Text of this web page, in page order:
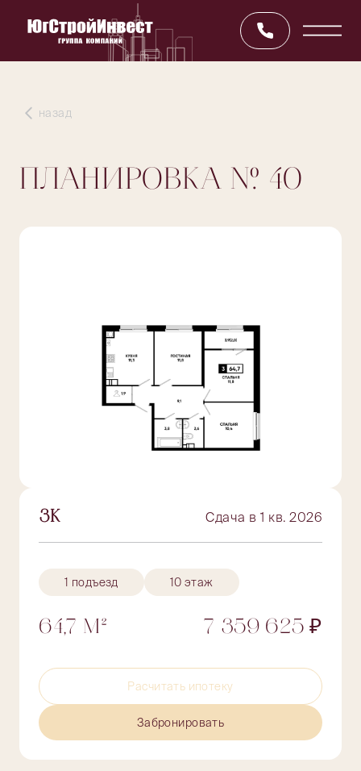
назад
ПЛАНИРОВКА № 40
3К Сдача в 1 кв. 2026
1 подъезд 10 этаж
64,7 М² 7 359 625 ₽
Расчитать ипотеку
Забронировать